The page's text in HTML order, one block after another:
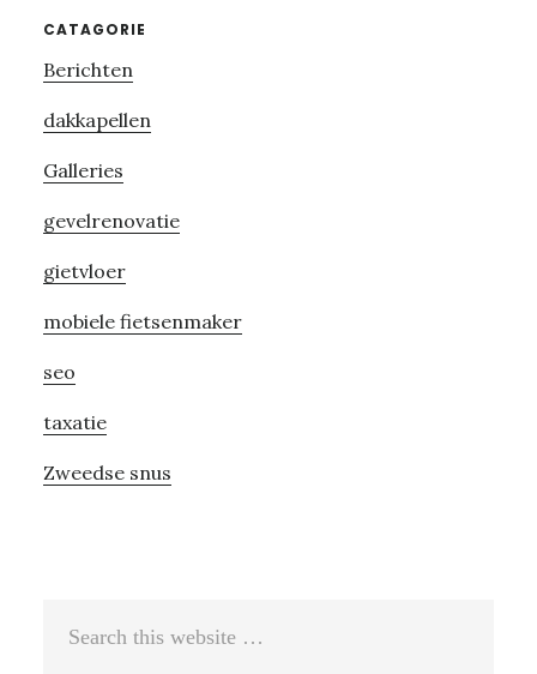
Primary
Sidebar
CATAGORIE
Berichten
dakkapellen
Galleries
gevelrenovatie
gietvloer
mobiele fietsenmaker
seo
taxatie
Zweedse snus